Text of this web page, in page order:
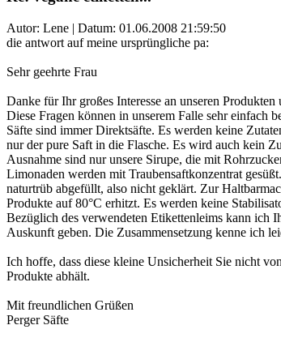
Autor: Lene | Datum: 01.06.2008 21:59:50
die antwort auf meine ursprüngliche pa:
Sehr geehrte Frau
Danke für Ihr großes Interesse an unseren Produkten
Diese Fragen können in unserem Falle sehr einfach
Säfte sind immer Direktsäfte. Es werden keine
nur der pure Saft in die Flasche. Es wird auch kein
Ausnahme sind nur unsere Sirupe, die mit
Limonaden werden mit Traubensaftkonzentrat
naturtrüb abgefüllt, also nicht geklärt. Zur
Produkte auf 80°C erhitzt. Es werden keine
Bezüglich des verwendeten Etikettenleims kann ich
Auskunft geben. Die Zusammensetzung kenne ich
Ich hoffe, dass diese kleine Unsicherheit Sie nicht
Produkte abhält.
Mit freundlichen Grüßen
Perger Säfte